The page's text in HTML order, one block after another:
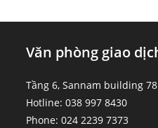
Văn phòng giao
Tầng 6, Sannam building
Hotline: 038 997 8430
Phone: 024 2239 7373